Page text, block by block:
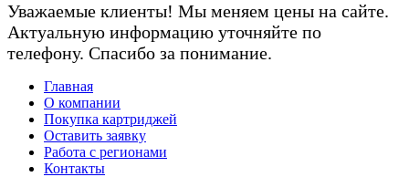
Уважаемые клиенты! Мы меняем цены на сайте.
Актуальную информацию уточняйте по
телефону. Спасибо за понимание.
Главная
О компании
Покупка картриджей
Оставить заявку
Работа с регионами
Контакты